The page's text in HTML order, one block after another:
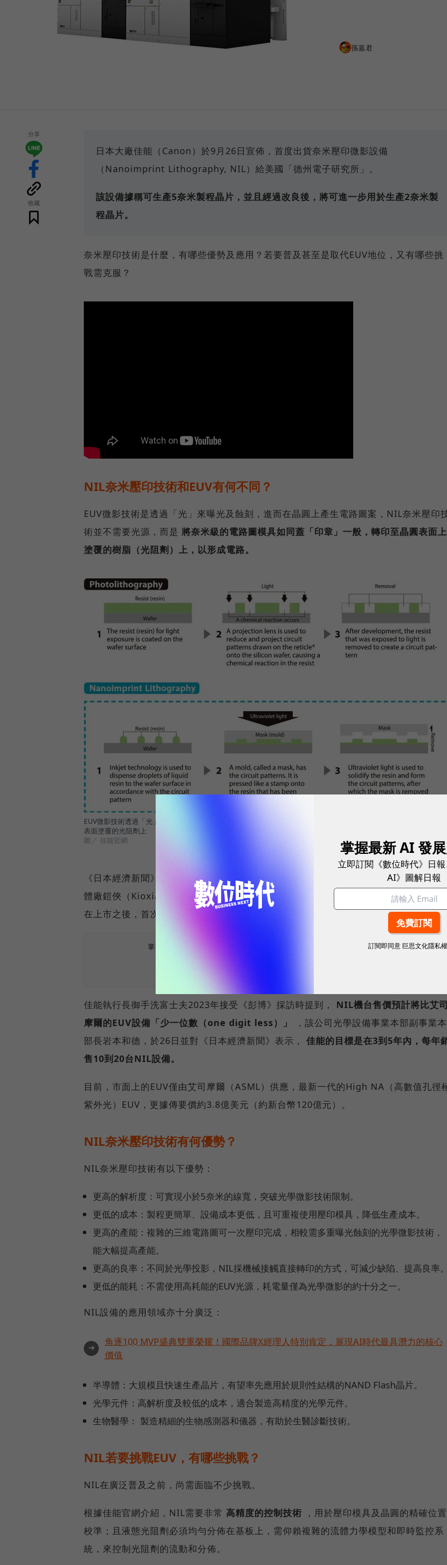
孫嘉君
分享
收藏
日本大廠佳能（Canon）於9月26日宣佈，首度出貨奈米壓印微影設備
（Nanoimprint Lithography, NIL）給美國「德州電子研究所」。
該設備據稱可生產5奈米製程晶片，並且經過改良後，將可進一步用於生產2奈米製
程晶片。
奈米壓印技術是什麼，有哪些優勢及應用？若要普及甚至是取代EUV地位，又有哪些挑
戰需克服？
NIL奈米壓印技術和EUV有何不同？
EUV微影技術是透過「光」來曝光及蝕刻，進而在晶圓上產生電路圖案，NIL奈米壓印
術並不需要光源，而是 將奈米級的電路圖模具如同蓋「印章」一般，轉印至晶圓表面上
塗覆的樹脂（光阻劑）上，以形成電路。
EUV微影技術透過「光」來曝光及蝕刻，進而在晶圓上產生電路圖案，NIL奈米壓印技術則是將電路圖模具，轉印至晶
表面塗覆的光阻劑上
圖／ 佳能官網
《日本經濟新聞》報導提到，佳能從2014年起，攜手印刷廠大日本印刷（DNP）、記
體廠鎧俠（Kioxia）一同研發NIL技術，自2023年10月開始銷售NIL設備，此次是佳能
在上市之後，首次宣佈出貨。
掌握最新AI、半導體、數位趨勢！訂閱《數位時代》日報及社群活動訊息
佳能執行長御手洗富士夫2023年接受《彭博》採訪時提到， NIL機台售價預計將比艾
摩爾的EUV設備「少一位數（one digit less）」
，該公司光學設備事業本部副事業本
部長岩本和德，於26日並對《日本經濟新聞》表示， 佳能的目標是在3到5年內，每年
售10到20台NIL設備。
目前，市面上的EUV僅由艾司摩爾（ASML）供應，最新一代的High NA（高數值孔徑
紫外光）EUV，更據傳要價約3.8億美元（約新台幣120億元）。
NIL奈米壓印技術有何優勢？
NIL奈米壓印技術有以下優勢：
更高的解析度：可實現小於5奈米的線寬，突破光學微影技術限制。
更低的成本：製程更簡單、設備成本更低，且可重複使用壓印模具，降低生產成本。
更高的產能：複雜的三維電路圖可一次壓印完成，相較需多重曝光蝕刻的光學微影技術，
能大幅提高產能。
更高的良率：不同於光學投影，NIL採機械接觸直接轉印的方式，可減少缺陷、提高良率
更低的能耗：不需使用高耗能的EUV光源，耗電量僅為光學微影的約十分之一。
NIL設備的應用領域亦十分廣泛：
➜
角逐100 MVP盛典雙重榮耀！國際品牌X經理人特別肯定，展現AI時代最具潛力的核心
價值
半導體：大規模且快速生產晶片，有望率先應用於規則性結構的NAND Flash晶片。
光學元件：高解析度及較低的成本，適合製造高精度的光學元件。
生物醫學： 製造精細的生物感測器和儀器，有助於生醫診斷技術。
NIL若要挑戰EUV，有哪些挑戰？
NIL在廣泛普及之前，尚需面臨不少挑戰。
根據佳能官網介紹，NIL需要非常 高精度的控制技術 ，用於壓印模具及晶圓的精確位置
校準；且液態光阻劑必須均勻分佈在基板上，需仰賴複雜的流體力學模型和即時監控系
統，來控制光阻劑的流動和分佈。
掌握最新 AI 發
立即訂閱《數位時代》日
AI》圖解日報
訂閱即同意 巨思文化隱私